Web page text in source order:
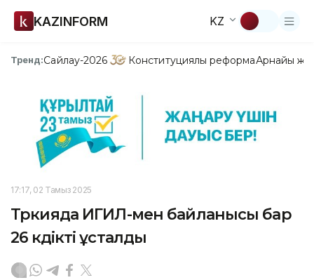
KAZINFORM KZ
Тренд:Сайлау-2026 Конституциялық реформаАрнайы
17:17, 02 Тамыз 2025
Түркияда ИГИЛ-мен байланысы бар
26 күдікті ұсталды